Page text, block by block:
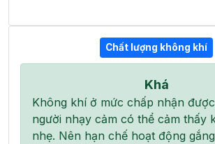
Chất lượng không khí
Khá
Không khí ở mức chấp nhận
người nhạy cảm có thể cảm thấy
nhẹ. Nên hạn chế hoạt động